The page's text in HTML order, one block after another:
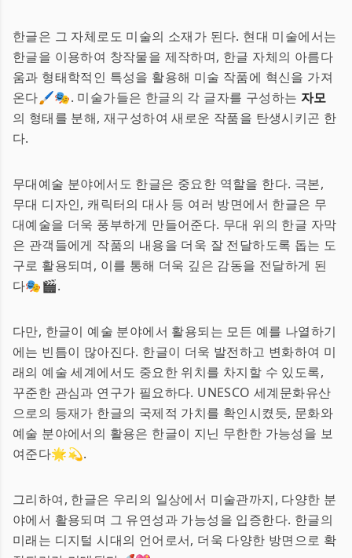
한글은 그 자체로도 미술의 소재가 된다. 현대 미술에서는
한글을 이용하여 창작물을 제작하며, 한글 자체의 아름다
움과 형태학적인 특성을 활용해 미술 작품에 혁신을 가져
온다🖌🎭. 미술가들은 한글의 각 글자를 구성하는 자모
의 형태를 분해, 재구성하여 새로운 작품을 탄생시키곤 한
다.
무대예술 분야에서도 한글은 중요한 역할을 한다. 극본,
무대 디자인, 캐릭터의 대사 등 여러 방면에서 한글은 무
대예술을 더욱 풍부하게 만들어준다. 무대 위의 한글 자막
은 관객들에게 작품의 내용을 더욱 잘 전달하도록 돕는 도
구로 활용되며, 이를 통해 더욱 깊은 감동을 전달하게 된
다🎭🎬.
다만, 한글이 예술 분야에서 활용되는 모든 예를 나열하기
에는 빈틈이 많아진다. 한글이 더욱 발전하고 변화하여 미
래의 예술 세계에서도 중요한 위치를 차지할 수 있도록,
꾸준한 관심과 연구가 필요하다. UNESCO 세계문화유산
으로의 등재가 한글의 국제적 가치를 확인시켰듯, 문화와
예술 분야에서의 활용은 한글이 지닌 무한한 가능성을 보
여준다🌟💫.
그리하여, 한글은 우리의 일상에서 미술관까지, 다양한 분
야에서 활용되며 그 유연성과 가능성을 입증한다. 한글의
미래는 디지털 시대의 언어로서, 더욱 다양한 방면으로 확